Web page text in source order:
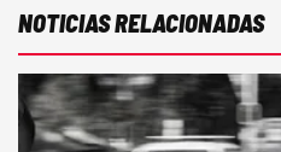
NOTICIAS RELACIONADAS